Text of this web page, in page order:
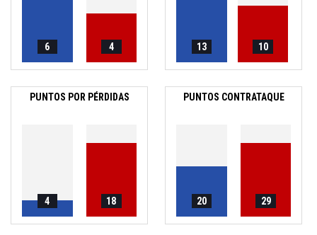
6 4 13 10
PUNTOS POR PÉRDIDAS
4 18
PUNTOS CONTRATAQUE
20 29